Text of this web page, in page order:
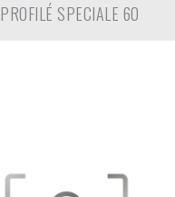
PROFILÉ SPECIALE 60